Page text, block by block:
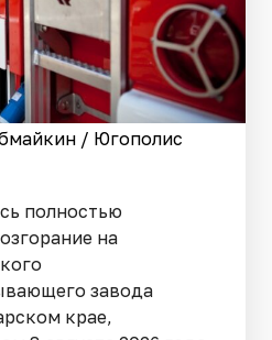
/ Югополис
полностью
на
завода
крае,